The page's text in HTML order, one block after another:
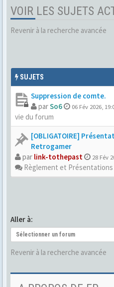
VOIR LES SUJETS
Revenir à la recherche avancée
SUJETS
Suppression de comte.
parSo6 06 Fév 2026,
vie du forum
[OBLIGATOIRE]
Retrogamer
par link-tothepast 28 Fév
Règlement et Présentations
Aller à:
Sélectionner un forum
Revenir à la recherche avancée